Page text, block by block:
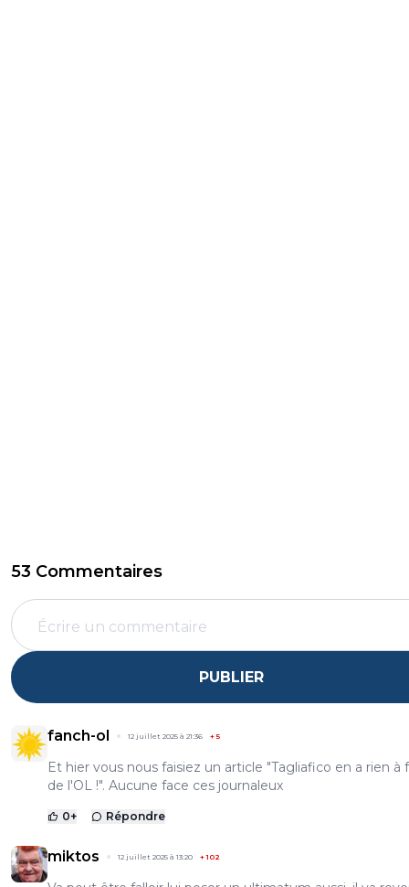
53 Commentaires
PUBLIER
fanch-ol 12 juillet 2025 à 21:36 +5
Et hier vous nous faisiez un article "Tagliafico en a rien à
de l'OL !". Aucune face ces journaleux
0+ Répondre
miktos 12 juillet 2025 à 13:20 +102